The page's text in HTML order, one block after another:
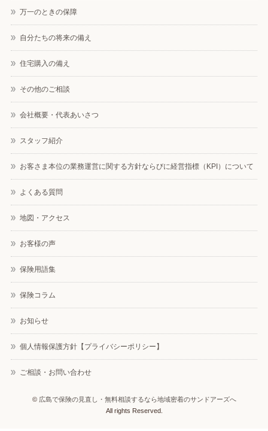
万一のときの保障
自分たちの将来の備え
住宅購入の備え
その他のご相談
会社概要・代表あいさつ
スタッフ紹介
お客さま本位の業務運営に関する方針ならびに経営指標（KPI）について
よくある質問
地図・アクセス
お客様の声
保険用語集
保険コラム
お知らせ
個人情報保護方針【プライバシーポリシー】
ご相談・お問い合わせ
© 広島で保険の見直し・無料相談するなら地域密着のサンドアーズへ
All rights Reserved.